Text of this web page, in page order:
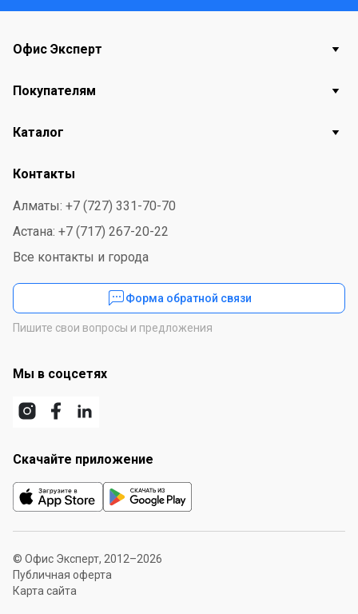
Офис Эксперт
Покупателям
Каталог
Контакты
Алматы: +7 (727) 331-70-70
Астана: +7 (717) 267-20-22
Все контакты и города
Форма обратной связи
Пишите свои вопросы и предложения
Мы в соцсетях
Скачайте приложение
© Офис Эксперт, 2012–2026
Публичная оферта
Карта сайта